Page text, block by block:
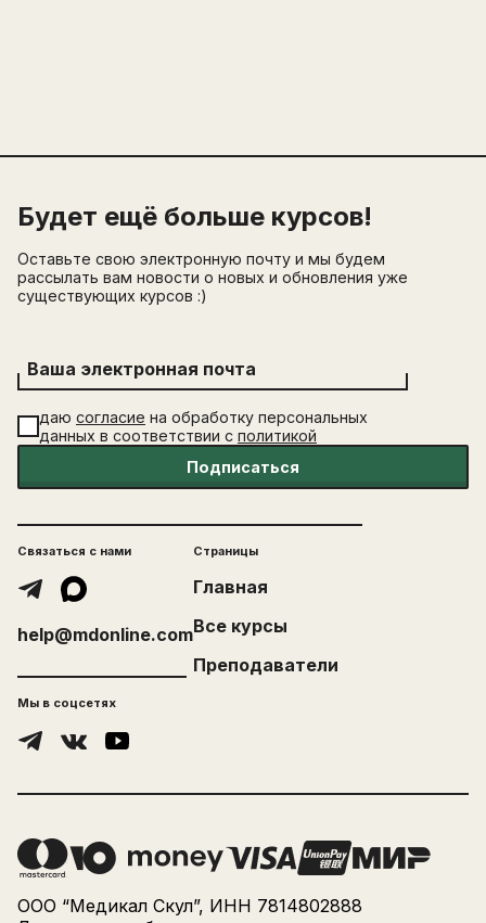
Будет ещё больше курсов!
Оставьте свою электронную почту и мы будем
рассылать вам новости о новых и обновления уже
существующих курсов :)
Ваша электронная почта
даю согласие на обработку персональных
данных в соответствии с политикой
Подписаться
Связаться с нами
help@mdonline.com
Страницы
Главная
Все курсы
Преподаватели
Мы в соцсетях
ООО “Медикал Скул”, ИНН 7814802888